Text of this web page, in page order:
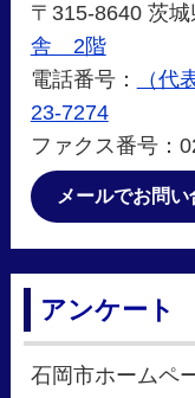
〒315-8640 茨
舎 2階
電話番号：
（代
23-7274
ファクス番号：
メールでお問
アンケート
石岡市ホームペ